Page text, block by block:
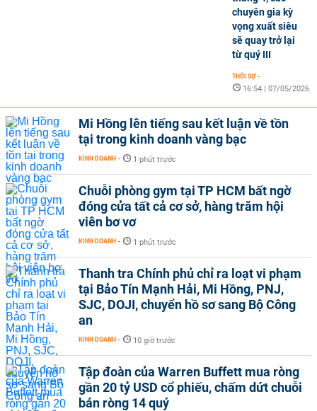
chuyên gia kỳ
vọng xuất siêu
sẽ quay trở lại
từ quý III
THỜI SỰ -
16:54 | 07/05/2026
Mi Hồng lên tiếng sau kết luận về tồn
tại trong kinh doanh vàng bạc
KINH DOANH - 1 phút trước
Chuỗi phòng gym tại TP HCM bất ngờ
đóng cửa tất cả cơ sở, hàng trăm hội
viên bơ vơ
KINH DOANH - 1 phút trước
Thanh tra Chính phủ chỉ ra loạt vi phạm
tại Bảo Tín Mạnh Hải, Mi Hồng, PNJ,
SJC, DOJI, chuyển hồ sơ sang Bộ Công
an
KINH DOANH - 10 giờ trước
Tập đoàn của Warren Buffett mua ròng
gần 20 tỷ USD cổ phiếu, chấm dứt chuỗi
bán ròng 14 quý